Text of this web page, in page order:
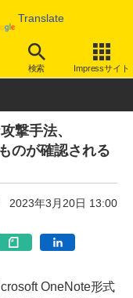
Translate
検索 Impressサイト
ウイルス/マルウェア
撃手法、
のが確認される
2023年3月20日 13:00
OneNote形式